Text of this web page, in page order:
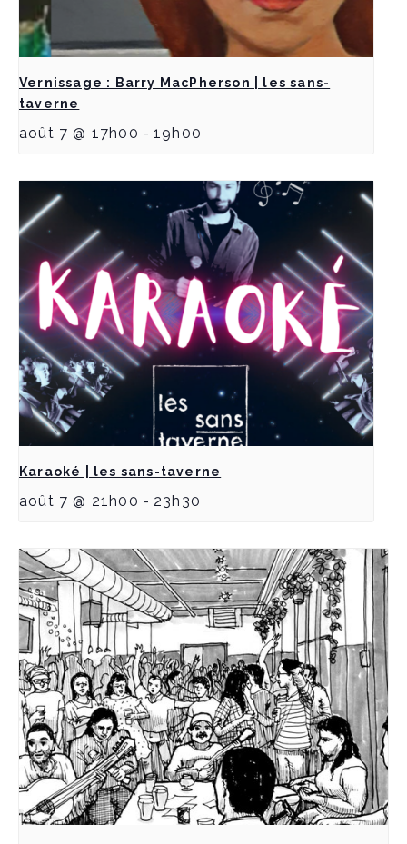
Vernissage : Barry MacPherson | les sans-
taverne
août 7 @ 17h00 - 19h00
Karaoké | les sans-taverne
août 7 @ 21h00 - 23h30